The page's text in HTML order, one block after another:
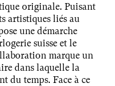
originale. Puisant
artistiques liés au
une démarche
suisse et le
marque un
dans laquelle la
du temps. Face à ce